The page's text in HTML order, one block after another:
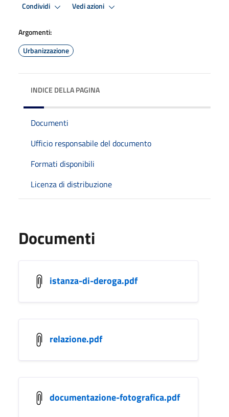
Condividi Vedi azioni
Argomenti:
Urbanizzazione
INDICE DELLA PAGINA
Documenti
Ufficio responsabile del documento
Formati disponibili
Licenza di distribuzione
Documenti
istanza-di-deroga.pdf
relazione.pdf
documentazione-fotografica.pdf